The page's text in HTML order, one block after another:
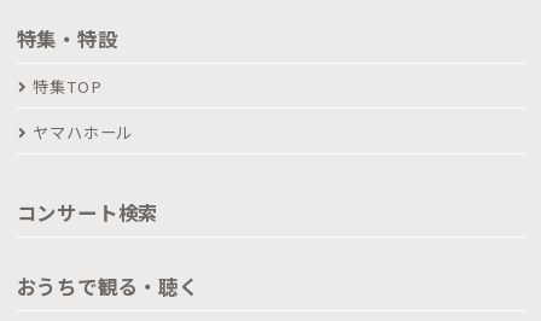
特集・特設
特集TOP
ヤマハホール
コンサート検索
おうちで観る・聴く